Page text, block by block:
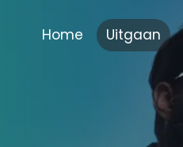
Home Uitgaan